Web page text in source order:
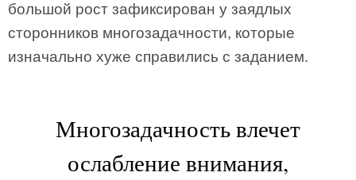
большой рост зафиксирован у заядлых
сторонников многозадачности, которые
изначально хуже справились с заданием.
Многозадачность влечет
ослабление внимания,